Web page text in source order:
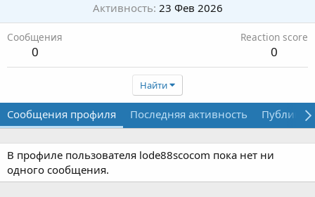
Активность 23 Фев 2026
Сообщения
0
Reaction score
0
Найти
Сообщения профиля Последняя активность
В профиле пользователя lode88scocom пока нет ни
одного сообщения.